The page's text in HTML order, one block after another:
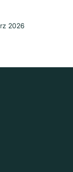
2026